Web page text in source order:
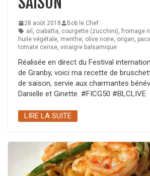
28 août 2018
Bob le Chef
ail
ciabatta courgette (zucchini) fromage
huile végétale menthe olive noire origan
tomate cerise vinaigre balsamique
Réalisée en direct du Festival
de Granby, voici ma recette de
de saison, servie aux charmantes
Danielle et Ginette. #FICG50 #BLCLIVE
LIRE LA SUITE